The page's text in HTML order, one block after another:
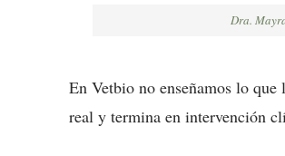
Dra.
En Vetbio no enseñamos lo
real y termina en intervención